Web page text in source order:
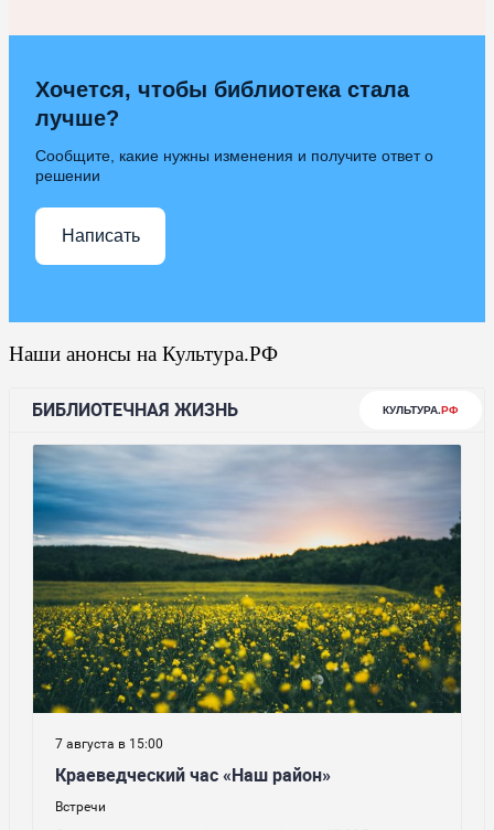
Хочется, чтобы библиотека стала
лучше?
Сообщите, какие нужны изменения и получите ответ о
решении
Написать
Наши анонсы на Культура.РФ